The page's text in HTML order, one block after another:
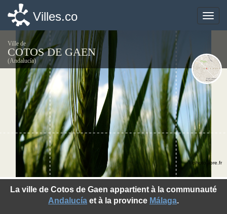
Toggle
Villes.co
Ville de
COTOS DE GAEN
(Andalucía)
La ville de Cotos de Gaen appartient à la communauté
Andalucía et à la province Málaga.
©photo-libre.fr
Toggle
Villes.co